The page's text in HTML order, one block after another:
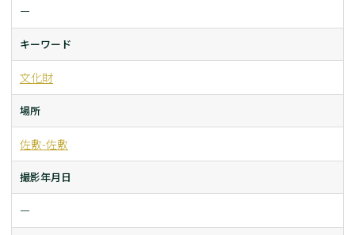
ー
キーワード
文化財
場所
佐敷-佐敷
撮影年月日
ー